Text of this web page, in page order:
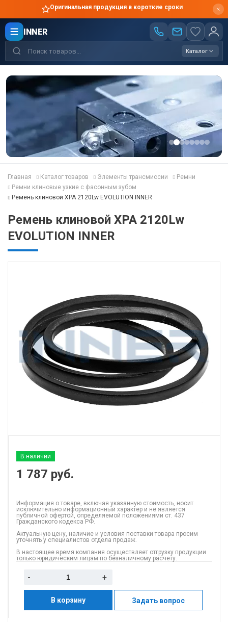
Оригинальная продукция в короткие сроки
INNER
Каталог
Главная Каталог товаров Элементы трансмиссии
Ремни
Ремни клиновые узкие с фасонным зубом
Ремень клиновой XPA 2120Lw EVOLUTION INNER
Ремень клиновой XPA 2120Lw
EVOLUTION INNER
В наличии
1 787 руб.
Информация о товаре, включая указанную стоимость, носит
исключительно информационный характер и не является
публичной офертой, определяемой положениями ст. 437
Гражданского кодекса РФ.
Актуальную цену, наличие и условия поставки товара просим
уточнять у специалистов отдела продаж.
В настоящее время компания осуществляет отгрузку продукции
только юридическим лицам по безналичному расчету.
- +
В корзину Задать вопрос